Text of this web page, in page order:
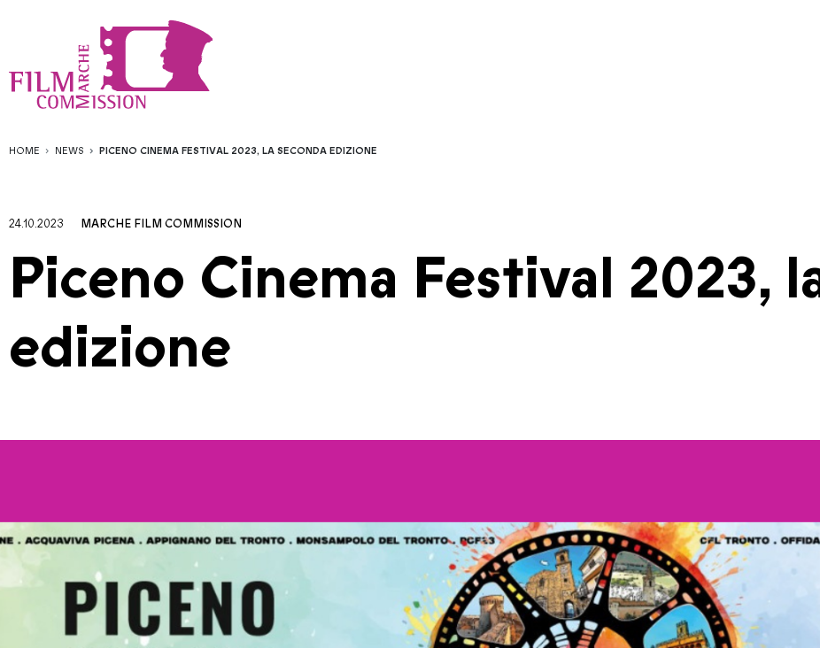
HOME NEWS PICENO CINEMA FESTIVAL 2023, LA SECONDA EDIZIONE
24.10.2023 MARCHE FILM COMMISSION
Piceno Cinema Festival 2023,
edizione